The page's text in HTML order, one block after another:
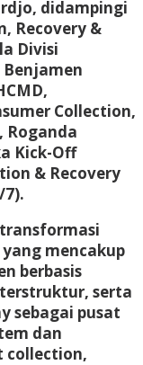
didampingi
Recovery &
Divisi
Collection,
Roganda
Kick-Off
& Recovery
7).
mencakup
berbasis
serta
sebagai pusat
dan
collection,